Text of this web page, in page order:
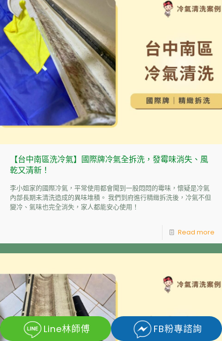
【台中南區洗冷氣】國際牌冷氣全拆洗，發霉味消失、風
乾又清新！
李小姐家的國際冷氣，平常使用都會聞到一股悶悶的霉味，懷疑是冷氣
內部長期未清洗造成的異味堆積。 我們到府進行精緻拆洗後，冷氣不但
變冷、氣味也完全消失，家人都能安心使用！
Read more
Line林師傅 FB粉專諮詢